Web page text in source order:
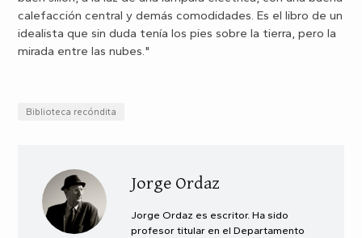
calefacción central y demás comodidades. Es el libro de un
idealista que sin duda tenía los pies sobre la tierra, pero la
mirada entre las nubes."
Biblioteca recóndita
Jorge Ordaz
Jorge Ordaz es escritor. Ha sido
profesor titular en el Departamento